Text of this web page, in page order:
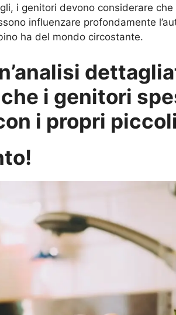
i genitori devono considerare
influenzare profondamente
ha del mondo circostante.
i genitori
i propri